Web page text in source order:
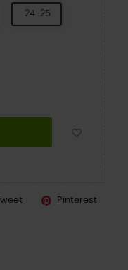
24-25
Pinterest